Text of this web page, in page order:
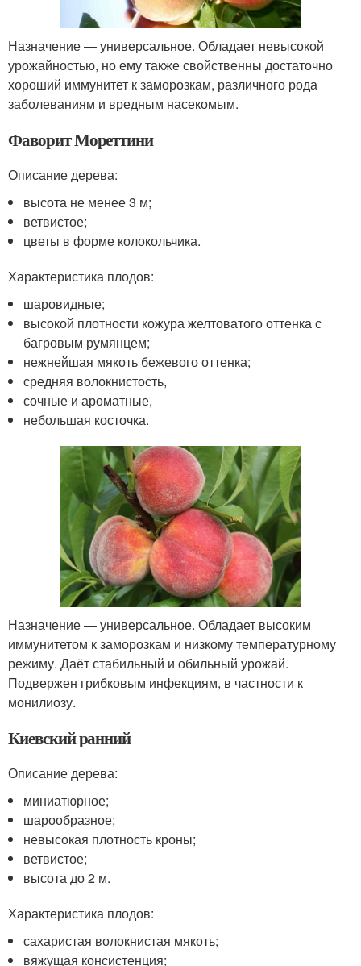
Назначение — универсальное. Обладает невысокой
урожайностью, но ему также свойственны достаточно
хороший иммунитет к заморозкам, различного рода
заболеваниям и вредным насекомым.
Фаворит Мореттини
Описание дерева:
высота не менее 3 м;
ветвистое;
цветы в форме колокольчика.
Характеристика плодов:
шаровидные;
высокой плотности кожура желтоватого оттенка с
багровым румянцем;
нежнейшая мякоть бежевого оттенка;
средняя волокнистость,
сочные и ароматные,
небольшая косточка.
Назначение — универсальное. Обладает высоким
иммунитетом к заморозкам и низкому температурному
режиму. Даёт стабильный и обильный урожай.
Подвержен грибковым инфекциям, в частности к
монилиозу.
Киевский ранний
Описание дерева:
миниатюрное;
шарообразное;
невысокая плотность кроны;
ветвистое;
высота до 2 м.
Характеристика плодов:
сахаристая волокнистая мякоть;
вяжущая консистенция;